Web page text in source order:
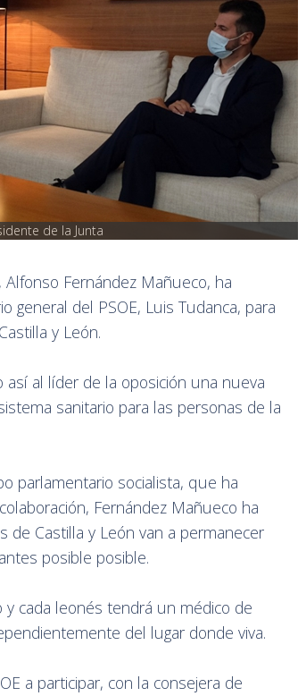
de la Junta
Fernández Mañueco, ha
general del PSOE, Luis Tudanca, para
y León.
al líder de la oposición una nueva
sanitario para las personas de la
parlamentario socialista, que ha
Fernández Mañueco ha
Castilla y León van a permanecer
posible posible.
cada leonés tendrá un médico de
del lugar donde viva.
a participar, con la consejera de